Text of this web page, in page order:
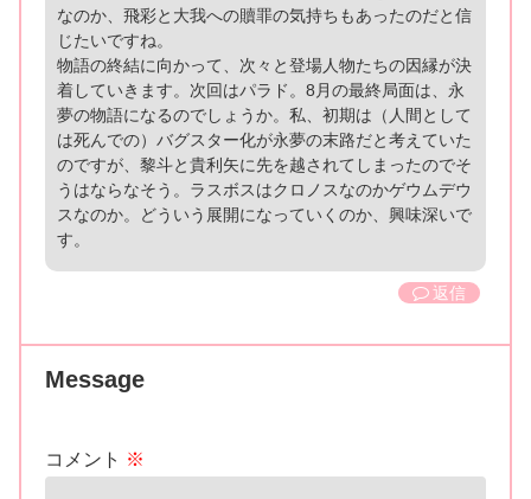
なのか、飛彩と大我への贖罪の気持ちもあったのだと信
じたいですね。
物語の終結に向かって、次々と登場人物たちの因縁が決
着していきます。次回はパラド。8月の最終局面は、永
夢の物語になるのでしょうか。私、初期は（人間として
は死んでの）バグスター化が永夢の末路だと考えていた
のですが、黎斗と貴利矢に先を越されてしまったのでそ
うはならなそう。ラスボスはクロノスなのかゲウムデウ
スなのか。どういう展開になっていくのか、興味深いで
す。
返信
Message
コメント ※